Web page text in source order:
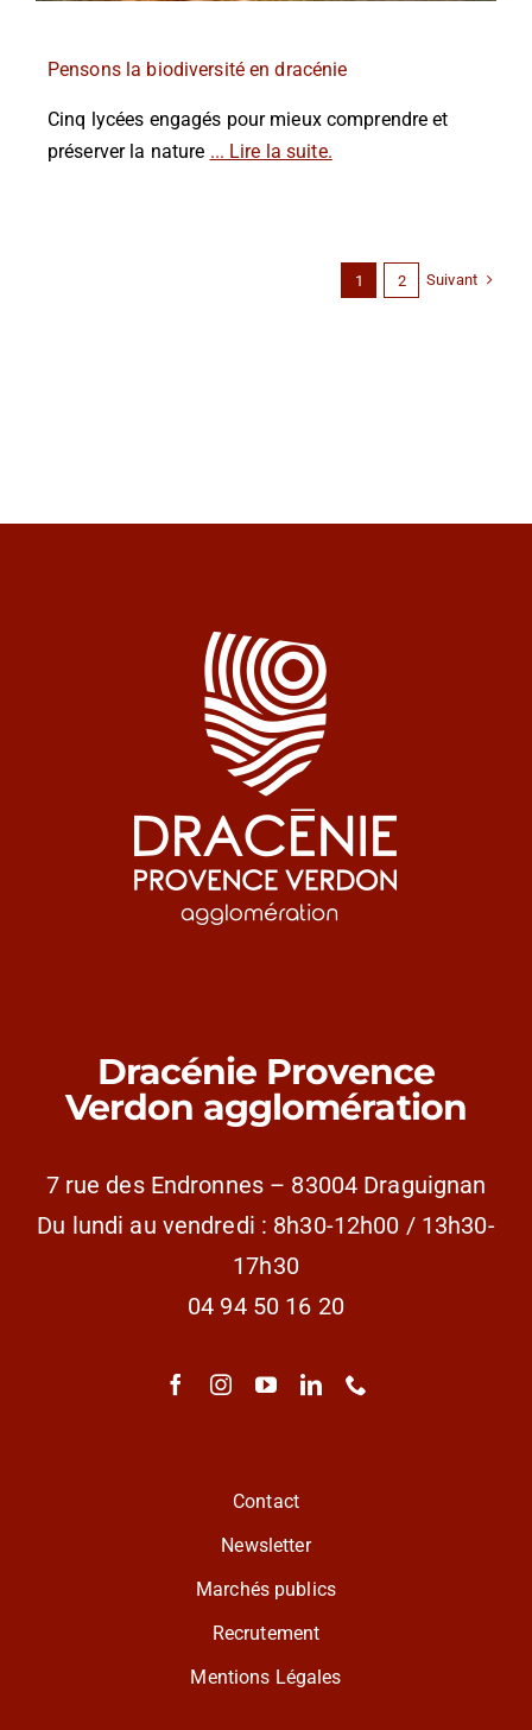
Pensons la biodiversité en dracénie
Cinq lycées engagés pour mieux comprendre et
préserver la nature ... Lire la suite.
1 2 Suivant
Dracénie Provence
Verdon agglomération
7 rue des Endronnes – 83004 Draguignan
Du lundi au vendredi : 8h30-12h00 / 13h30-
17h30
04 94 50 16 20
Contact
Newsletter
Marchés publics
Recrutement
Mentions Légales